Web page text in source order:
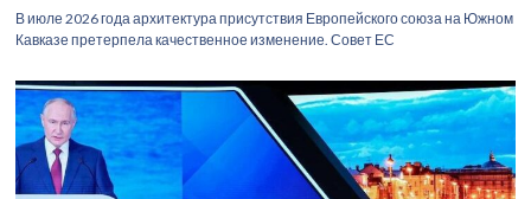
В июле 2026 года архитектура присутствия Европейского союза на Южном
Кавказе претерпела качественное изменение. Совет ЕС